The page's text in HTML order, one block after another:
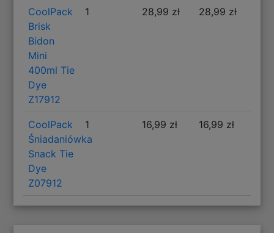
CoolPack
Brisk
Bidon
Mini
400ml Tie
Dye
Z17912
1 28,99 zł 28,99 zł
CoolPack
Śniadaniówka
Snack Tie
Dye
Z07912
1 16,99 zł 16,99 zł